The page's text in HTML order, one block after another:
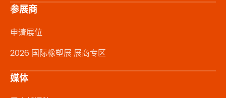
参展商
申请展位
2026 国际橡塑展 展商专区
媒体